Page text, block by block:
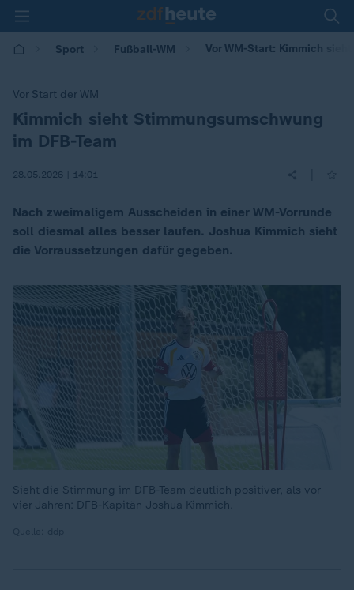
Sport Fußball-WM Vor WM-Start: Kimmich
Vor Start der WM
:Kimmich sieht Stimmungsumschwung
im DFB-Team
28.05.2026 | 14:01
Nach zweimaligem Ausscheiden in einer WM-Vorrunde
soll diesmal alles besser laufen. Joshua Kimmich sieht
die Vorraussetzungen dafür gegeben.
Sieht die Stimmung im DFB-Team deutlich positiver, als vor
vier Jahren: DFB-Kapitän Joshua Kimmich.